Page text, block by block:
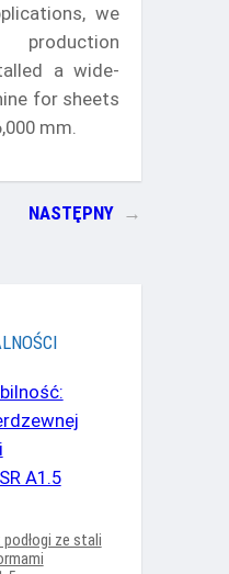
we
a wide-
for sheets
mm.
NASTĘPNY →
ze stali